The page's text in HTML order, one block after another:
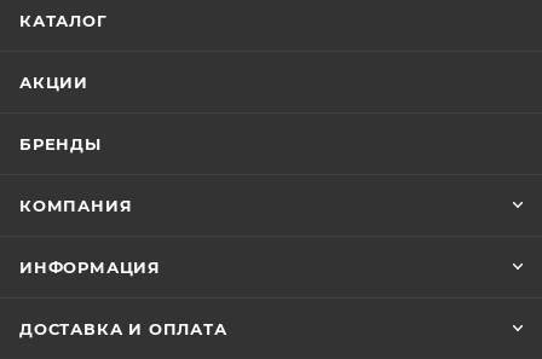
КАТАЛОГ
АКЦИИ
БРЕНДЫ
КОМПАНИЯ
ИНФОРМАЦИЯ
ДОСТАВКА И ОПЛАТА